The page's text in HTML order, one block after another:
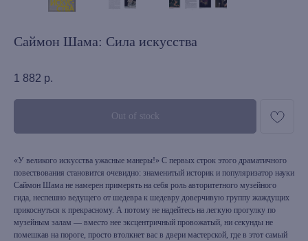
Саймон Шама: Сила искусства
1 882 р.
Out of stock
«У великого искусства ужасные манеры!» С первых строк этого драматичного
повествования становится очевидно: знаменитый историк и популяризатор науки
Саймон Шама не намерен примерять на себя роль авторитетного музейного
гида, неспешно ведущего от шедевра к шедевру доверчивую группу жаждущих
прикоснуться к прекрасному. А потому не надейтесь на легкую прогулку по
музейным залам — вместо нее эксцентричный провожатый, ни секунды не
помешкав на пороге, просто втолкнет вас в двери мастерской, где в этот самый